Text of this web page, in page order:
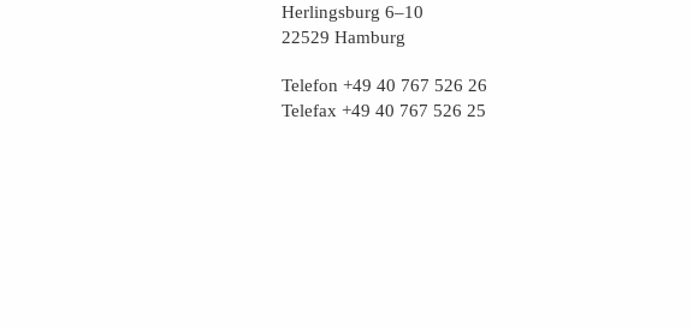
Herlingsburg 6–10
22529 Hamburg
Telefon +49 40 767 526 26
Telefax +49 40 767 526 25